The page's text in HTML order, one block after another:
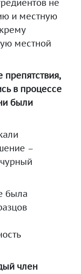
не
и местную
местной
в процессе
были
–
была
член